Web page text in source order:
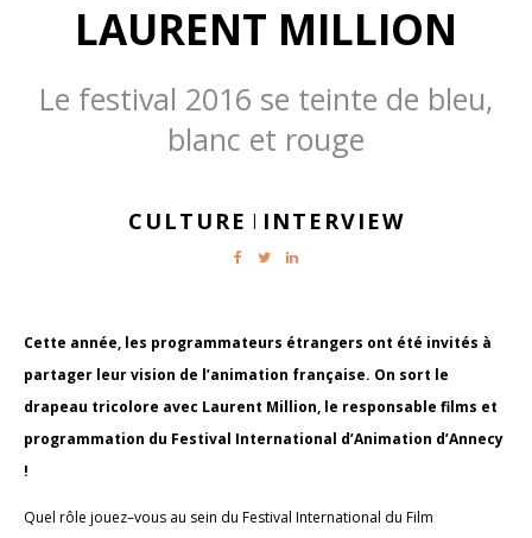
LAURENT MILLION
Le festival 2016 se teinte de bleu,
blanc et rouge
CULTURE | INTERVIEW
Cette année, les programmateurs étrangers ont été invités à
partager leur vision de l’animation française. On sort le
drapeau tricolore avec Laurent Million, le responsable films et
programmation du Festival International d’Animation d’Annecy
!
Quel rôle jouez–vous au sein du Festival International du Film